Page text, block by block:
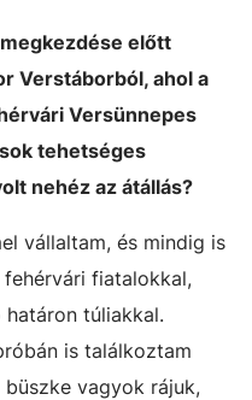
előtt
Verstáborból, ahol a
Versünnepes
tehetséges
nehéz az átállás?
vállaltam, és mindig is
fiatalokkal,
túliakkal.
is találkoztam
vagyok rájuk,